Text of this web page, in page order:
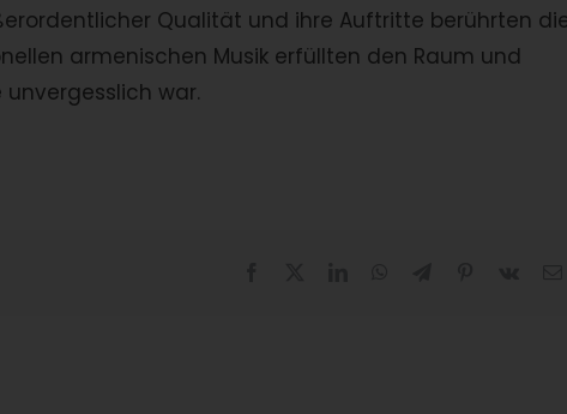
Qualität und ihre Auftritte berührten
armenischen Musik erfüllten den Raum und
war.